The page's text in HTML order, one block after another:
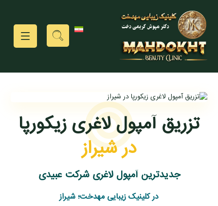
تزریق آمپول لاغری زیکورپا
در شیراز
جدیدترین آمپول لاغری شرکت عبیدی
در کلینیک زیبایی مهدخت؛ شیراز